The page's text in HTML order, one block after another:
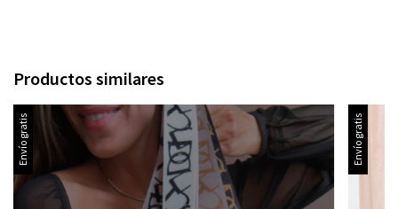
Productos similares
Envío gratis Envío gratis